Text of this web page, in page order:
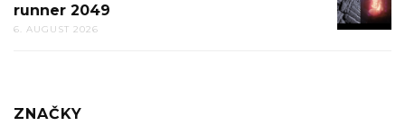
TVORBY
VFX
runner 2049
6. AUGUST 2026
ZNAČKY